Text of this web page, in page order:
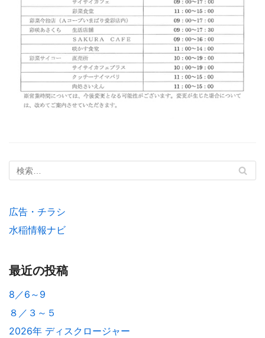
広告・チラシ
水稲情報ナビ
最近の投稿
8／6～9
８／３～５
2026年 ディスクロージャー